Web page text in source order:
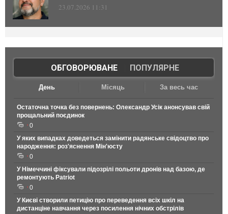
23.07.2026 11:31
ОБГОВОРЮВАНЕ| ПОПУЛЯРНЕ
День Місяць За весь час
Остаточна точка без повернень: Олександр Усік анонсував свій
прощальний поєдинок
0
У яких випадках доведеться замінити радянське свідоцтво про
народження: роз'яснення Мін'юсту
0
У Німеччині фіксували підозрілі польоти дронів над базою, де
ремонтують Patriot
0
У Києві створили петицію про переведення всіх шкіл на
дистанціне навчання через посилення нічних обстрілів